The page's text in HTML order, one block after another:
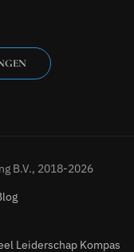
B.V., 2018-2026
Leiderschap Kompas